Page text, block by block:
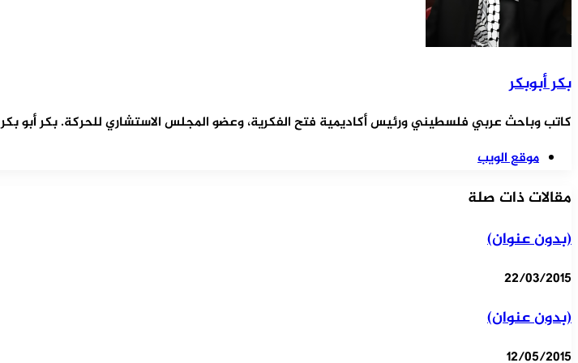
بكر أبوبكر
كاتب وباحث عربي فلسطيني ورئيس أكاديمية فتح الفكرية، وعضو المجلس الاستشاري للحركة. بكر أبو بكر
موقع الويب
مقالات ذات صلة
(بدون عنوان)
22/03/2015
(بدون عنوان)
12/05/2015